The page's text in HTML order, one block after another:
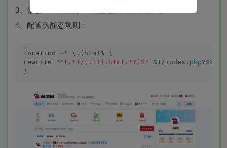
3、修改conf里面的conf的数据库名字及密码
4、配置伪静态规则：
location ~* \. ( htm ) $ {
rewrite
"^(.*)/(.+?).htm(.*?)$" $1 /index. php?$2.
}